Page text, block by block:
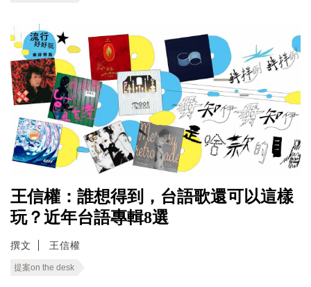
王信權：誰想得到，台語歌還可以這樣
玩？近年台語專輯8選
撰文 王信權
提案on the desk